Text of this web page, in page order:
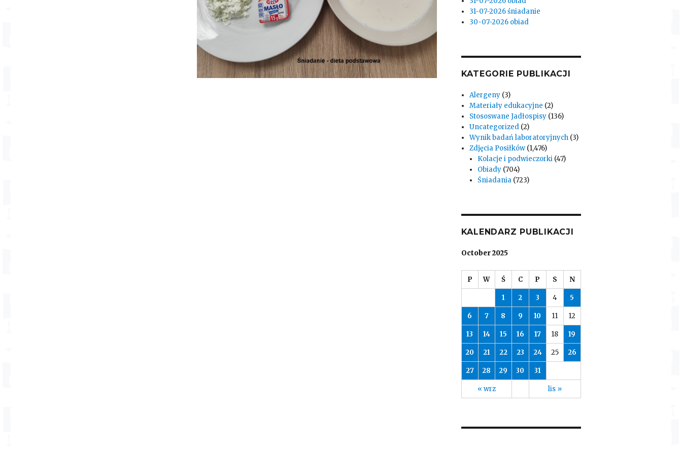
31-07-2026 śniadanie
30-07-2026 obiad
KATEGORIE PUBLIKACJI
Alergeny(3)
Materiały edukacyjne (2)
Stososwane Jadłospisy(136)
Uncategorized(2)
Wynik badań laboratoryjnych(3)
Zdjęcia Posiłków(1,476)
Kolacje i podwieczorki (47)
Obiady (704)
Śniadania (723)
KALENDARZ PUBLIKACJI
October 2025
P W Ś C P S N
« wrz lis »
1 2 3 4 5
6 7 8 9 10 11 12
13 14 15 16 17 18 19
20 21 22 23 24 25 26
27 28 29 30 31